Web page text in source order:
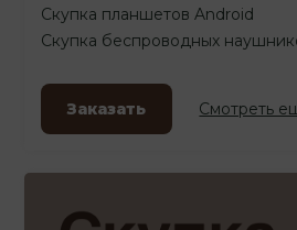
Скупка планшетов Android
Скупка беспроводных
Заказать Смотреть